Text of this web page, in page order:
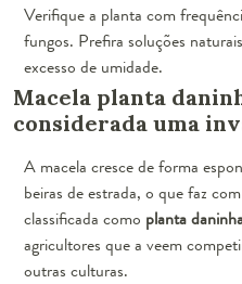
Verifique a planta com
fungos. Prefira soluções
excesso de umidade.
Macela planta
considerada uma
A macela cresce de forma
beiras de estrada, o que faz
classificada como planta
agricultores que a veem
outras culturas.